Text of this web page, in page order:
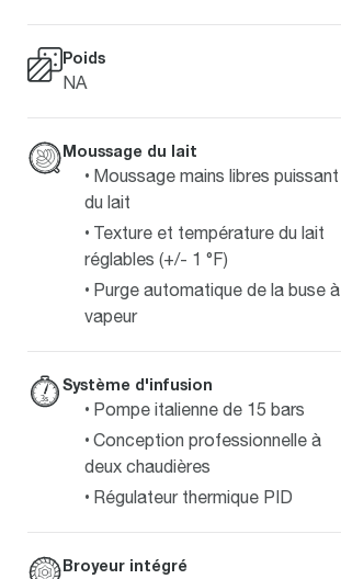
Poids
NA
Moussage du lait
Moussage mains libres puissant
du lait
Texture et température du lait
réglables (+/- 1 °F)
Purge automatique de la buse à
vapeur
Système d'infusion
Pompe italienne de 15 bars
Conception professionnelle à
deux chaudières
Régulateur thermique PID
Broyeur intégré